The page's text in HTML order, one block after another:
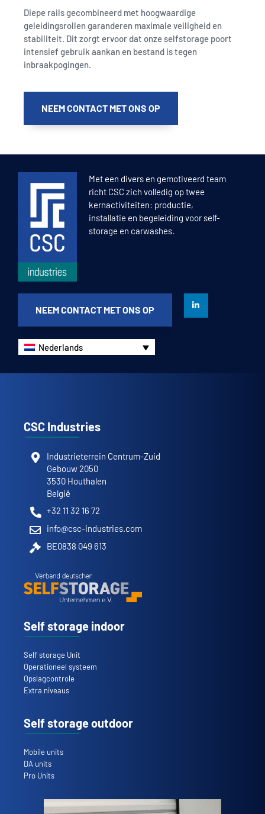
Diepe rails gecombineerd met hoogwaardige
geleidingsrollen garanderen maximale veiligheid en
stabiliteit. Dit zorgt ervoor dat onze selfstorage poort
intensief gebruik aankan en bestand is tegen
inbraakpogingen.
NEEM CONTACT MET ONS OP
Met een divers en gemotiveerd team
richt CSC zich volledig op twee
kernactiviteiten: productie,
installatie en begeleiding voor self-
storage en carwashes.
NEEM CONTACT MET ONS OP
Nederlands
CSC Industries
Industrieterrein Centrum-Zuid
Gebouw 2050
3530 Houthalen
België
+32 11 32 16 72
info@csc-industries.com
BE0838 049 613
Self storage indoor
Self storage Unit
Operationeel systeem
Opslagcontrole
Extra niveaus
Self storage outdoor
Mobile units
DA units
Pro Units